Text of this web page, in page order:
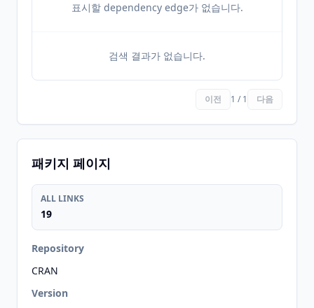
표시할 dependency edge가 없습니다.
검색 결과가 없습니다.
이전 1 / 1 다음
패키지 페이지
ALL LINKS
19
Repository
CRAN
Version